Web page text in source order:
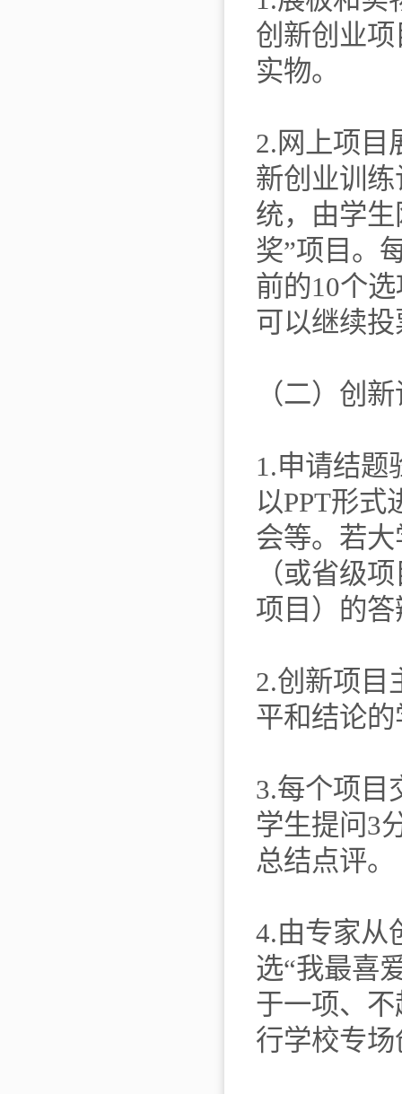
创新创业
实物。
2.网上项目
新创业训
统，由学
奖”项目。
前的10个
可以继续
（二）创
1.申请结题
以PPT形
会等。若
（或省级
项目）的答
2.创新项目
平和结论
3.每个项目
学生提问3
总结点评。
4.由专家从
选“我最喜
于一项、
行学校专